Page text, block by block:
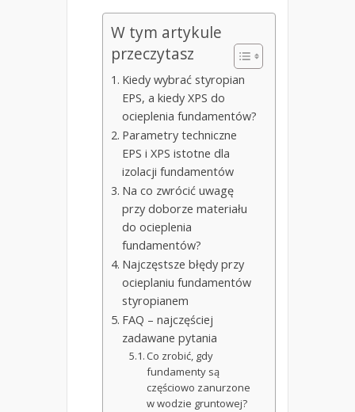
W tym artykule
przeczytasz
Kiedy wybrać styropian
EPS, a kiedy XPS do
ocieplenia fundamentów?
Parametry techniczne
EPS i XPS istotne dla
izolacji fundamentów
Na co zwrócić uwagę
przy doborze materiału
do ocieplenia
fundamentów?
Najczęstsze błędy przy
ocieplaniu fundamentów
styropianem
FAQ – najczęściej
zadawane pytania
Co zrobić, gdy
fundamenty są
częściowo zanurzone
w wodzie gruntowej?